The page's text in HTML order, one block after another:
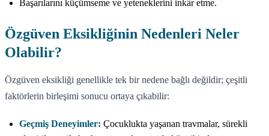
Başarılarını küçümseme ve yeteneklerini inkâr etme.
Özgüven Eksikliğinin Nedenleri Neler
Olabilir?
Özgüven eksikliği genellikle tek bir nedene bağlı değildir; çeşitli
faktörlerin birleşimi sonucu ortaya çıkabilir:
Geçmiş Deneyimler: Çocuklukta yaşanan travmalar, sürekli